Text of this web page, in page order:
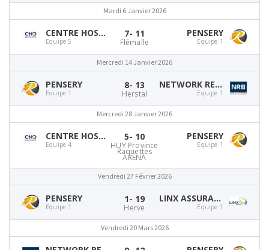
Mardi 6 Janvier 2026
CENTRE HOSPITALIER CHRÉTIEN
Equipe 5
7- 11
Flémalle
PENSERY
Equipe 1
Mercredi 14 Janvier 2026
PENSERY
Equipe 1
8- 13
Herstal
NETWORK RESEARCH BELGIUM
Equipe 1
Mercredi 28 Janvier 2026
CENTRE HOSPITALIER CHRÉTIEN
Equipe 4
5- 10
HUY Province
Raquettes
ARENA
PENSERY
Equipe 1
Vendredi 27 Février 2026
PENSERY
Equipe 1
1- 19
Herve
LINX ASSURANCES
Equipe 1
Vendredi 20 Mars 2026